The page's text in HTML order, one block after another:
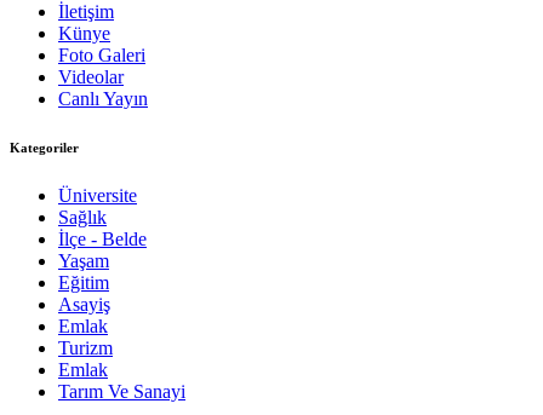
İletişim
Künye
Foto Galeri
Videolar
Canlı Yayın
Kategoriler
Üniversite
Sağlık
İlçe - Belde
Yaşam
Eğitim
Asayiş
Emlak
Turizm
Emlak
Tarım Ve Sanayi